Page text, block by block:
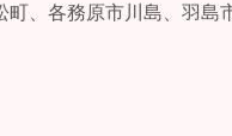
、各務原市川島、羽島